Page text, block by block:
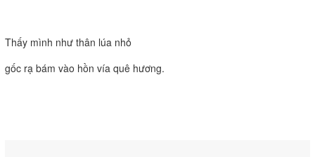
Thấy mình như thân lúa nhỏ
gốc rạ bám vào hồn vía quê hương.